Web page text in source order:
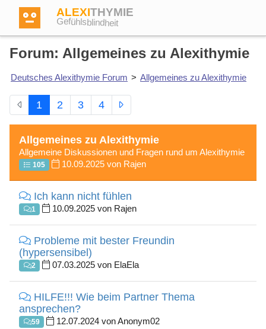
ALEXITHYMIE
Gefühlsblindheit
Anmelden
Test
Dictionary
Forum
Englisch
Forum: Allgemeines zu Alexithymie
Deutsches Alexithymie Forum > Allgemeines zu Alexithymie
1 2 3 4
Allgemeines zu Alexithymie
Allgemeine Diskussionen und Fragen rund um Alexithymie
105 10.09.2025 von Rajen
Ich kann nicht fühlen
1 10.09.2025 von Rajen
Probleme mit bester Freundin
(hypersensibel)
2 07.03.2025 von ElaEla
HILFE!!! Wie beim Partner Thema
ansprechen?
59 12.07.2024 von Anonym02